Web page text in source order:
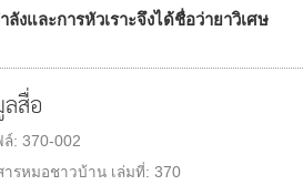
ลังและการหัวเราะจึงได้ชื่อว่ายาวิเศษ
สื่อ
ล์: 370-002
ารหมอชาวบ้าน เล่มที่: 370